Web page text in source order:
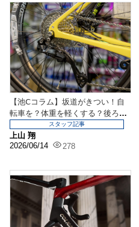
【池Ⅽコラム】坂道がきつい！自
転車を？体重を軽くする？後ろの
歯を変えると結構変わ...
上山 翔
2026/06/14
278
スタッフ記事